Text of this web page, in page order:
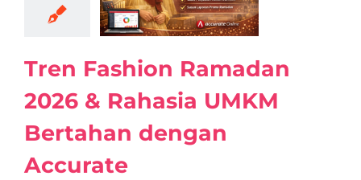
dengan
Tren Fashion Ramadan
2026 & Rahasia UMKM
Bertahan dengan
Accurate